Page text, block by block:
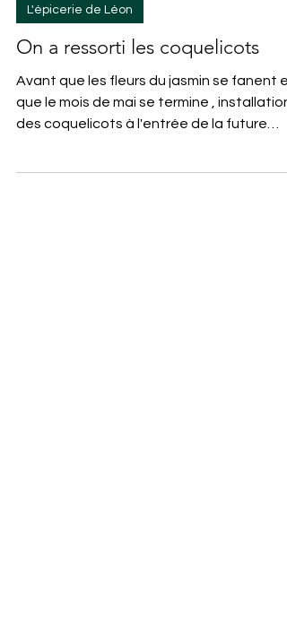
On a ressorti les coquelicots
Avant que les fleurs du jasmin se fanent et
que le mois de mai se termine , installation
boutique (ouverture dernière semaine de